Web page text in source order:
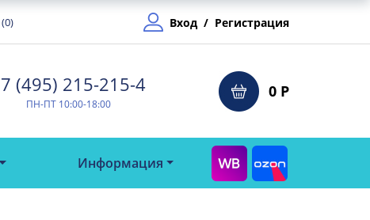
0) Вход / Регистрация
(495) 215-215-4⁠
ПН-ПТ 10:00-18:00
0 Р
Информация